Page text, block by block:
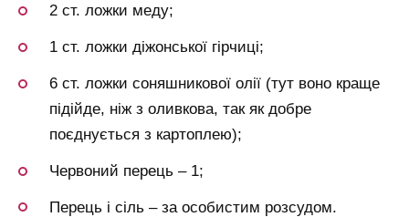
2 ст. ложки меду;
1 ст. ложки діжонської гірчиці;
6 ст. ложки соняшникової олії (тут воно краще
підійде, ніж з оливкова, так як добре
поєднується з картоплею);
Червоний перець – 1;
Перець і сіль – за особистим розсудом.